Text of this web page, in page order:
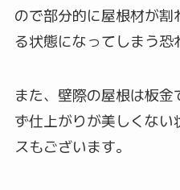
ので部分的に屋根材が
る状態になってしまう恐
また、壁際の屋根は板
ず仕上がりが美しくな
スもございます。